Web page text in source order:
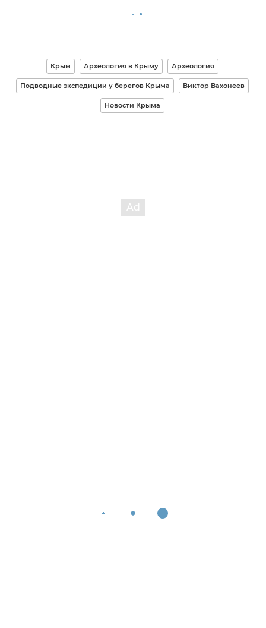
Крым Археология в Крыму Археология
Подводные экспедиции у берегов Крыма Виктор Вахонеев
Новости Крыма